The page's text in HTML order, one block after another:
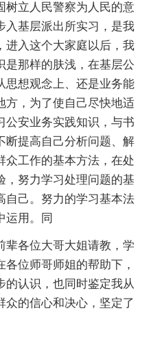
树立人民警察为人民的意
入基层派出所实习，是我
进入这个大家庭以后，我
是那样的肤浅，在基层公
思想观念上、还是业务能
方，为了使自己尽快地适
公安业务实践知识，与书
断提高自己分析问题、解
众工作的基本方法，在处
，努力学习处理问题的基
自己。努力的学习基本法
运用。同
辈各位大哥大姐请教，学
位师哥师姐的帮助下，
的认识，也同时鉴定我从
众的信心和决心，坚定了